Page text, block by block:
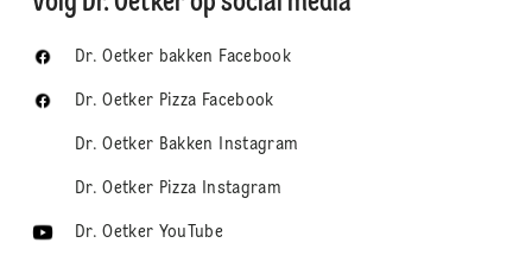
Dr. Oetker bakken Facebook
Dr. Oetker Pizza Facebook
Dr. Oetker Bakken Instagram
Dr. Oetker Pizza Instagram
Dr. Oetker YouTube